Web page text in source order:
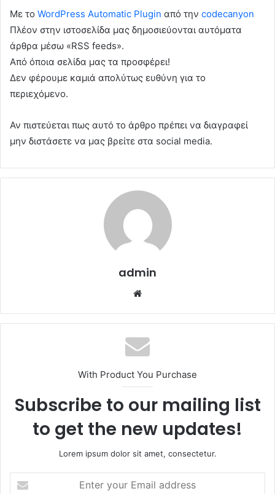
Με το WordPress Automatic Plugin από την codecanyon
Πλέον στην ιστοσελίδα μας δημοσιεύονται αυτόματα
άρθρα μέσω «RSS feeds».
Από όποια σελίδα μας τα προσφέρει!
Δεν φέρουμε καμιά απολύτως ευθύνη για το
περιεχόμενο.
Αν πιστεύεται πως αυτό το άρθρο πρέπει να διαγραφεί
μην διστάσετε να μας βρείτε στα social media.
admin
With Product You Purchase
Subscribe to our mailing list
to get the new updates!
Lorem ipsum dolor sit amet, consectetur.
your